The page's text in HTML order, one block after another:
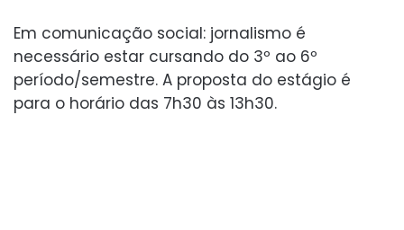
Em comunicação social: jornalismo é
necessário estar cursando do 3º ao 6º
período/semestre. A proposta do estágio é
para o horário das 7h30 às 13h30.